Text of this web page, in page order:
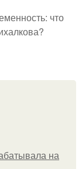
что
на